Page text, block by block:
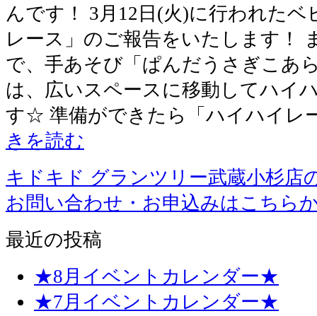
んです！ 3月12日(火)に行われた
レース」のご報告をいたします！
で、手あそび「ぱんだうさぎこあ
は、広いスペースに移動してハイ
す☆ 準備ができたら「ハイハイレ
きを読む
キドキド グランツリー武蔵小杉店
お問い合わせ・お申込みはこちら
最近の投稿
★8月イベントカレンダー★
★7月イベントカレンダー★